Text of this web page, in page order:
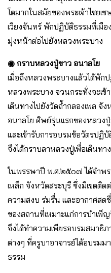
โตมากในสมัยของพระเจ้าไชยเ
เวียงจันทร์ พักปฏิบัติธรรมที่เมื
มุ่งหน้าต่อไปยังหลวงพระบาง
◉ กราบหลวงปู่ขาว อนาลโย
เมื่อถึงหลวงพระบางแล้วได้พัก
หลวงพระบาง จวนกระทั่งจะเข้
เดินทางไปยังวัดถ้ำกลองเพล จั
อนาลโย ศิษย์รุ่นแรกของหลวง
และเข้ารับการอบรมข้อวัตรปฏิ
จึงได้กราบลาหลวงปู่เพื่อเดินทา
ในพรรษาปี พ.ศ.๒๕๐๗ ได้จำพ
เหล็ก จังหวัดสระบุรี ซึ่งมีเขตติ
ความสงบ ร่มรื่น และอากาศส
ของสถานที่เหมาะแก่การบำเ
จึงได้ทำความเพียรอบรมสมา
ต่างๆ ที่ครูบาอาจารย์ได้อบรมม
ธรรม